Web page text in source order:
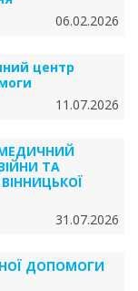
06.02.2026
центр
11.07.2026
ТА
31.07.2026
ДОПОМОГИ